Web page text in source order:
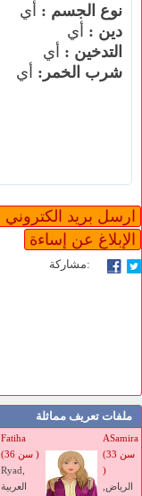
نوع الجسم : أي
دين : أي
التدخين : أي
شرب الخمر: أي
مشاركة:
ملفات تعريف مماثلة
Fatiha
(36 سن )
Ryad,
العربية
ASamira
(33 سن
)
الرياض,